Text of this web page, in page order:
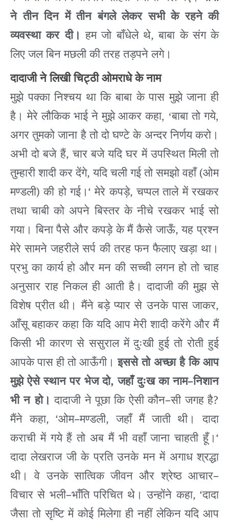
ने तीन दिन में तीन बंगले लेकर सभी के रहने की
व्यवस्था कर दी। हम जो बाँधेले थे,बाबा के संग के
लिए जल बिन मछली की तरह तड़पने लगे।
दादाजी ने लिखी चिट्ठी ओमराधे के नाम
मुझे पक्का निश्चय था कि बाबा के पास मुझे जाना ही
है। मेरे लौकिक भाई ने मुझे आकर कहा, ‘बाबा तो गये,
अगर तुमको जाना है तो दो घण्टे के अन्दर निर्णय करो।
अभी दो बजे हैं,चार बजे यदि घर में उपस्थित मिली तो
तुम्हारी शादी कर देंगे,यदि चली गई तो समझो वहाँ (ओम
मण्डली)की हो गई।‘मेरे कपड़े,चप्पल ताले में रखकर
तथा चाबी को अपने बिस्तर के नीचे रखकर भाई सो
गया। बिना पैसे और कपड़े के मैं कैसे जाऊँ,यह प्रश्न
मेरे सामने जहरीले सर्प की तरह फन फैलाए खड़ा था।
प्रभु का कार्य हो और मन की सच्ची लगन हो तो चाह
अनुसार राह निकल ही आती है। दादाजी की मुझ से
विशेष प्रीत थी। मैंने बड़े प्यार से उनके पास जाकर,
आँसू बहाकर कहा कि यदि आप मेरी शादी करेंगे और मैं
किसी भी कारण से ससुराल में दुःखी हुई तो रोती हुई
आपके पास ही तो आऊँगी। इससे तो अच्छा है कि आप
मुझे ऐसे स्थान पर भेज दो,जहाँ दुःख का नाम–निशान
भी न हो। दादाजी ने पूछा कि ऐसी कौन–सी जगह है?
मैंने कहा, ‘ओम–मण्डली,जहाँ मैं जाती थी।
दादा
कराची में गये हैं तो अब मैं भी वहाँ जाना चाहती हूँ।‘
दादा लेखराज जी के प्रति उनके मन में अगाध श्रद्धा
थी।
वे उनके सात्विक जीवन और श्रेष्ठ आचार–
विचार से भली–भाँति परिचित थे। उन्होंने कहा, ‘दादा
जैसा तो सृष्टि में कोई मिलेगा ही नहीं लेकिन यदि आप